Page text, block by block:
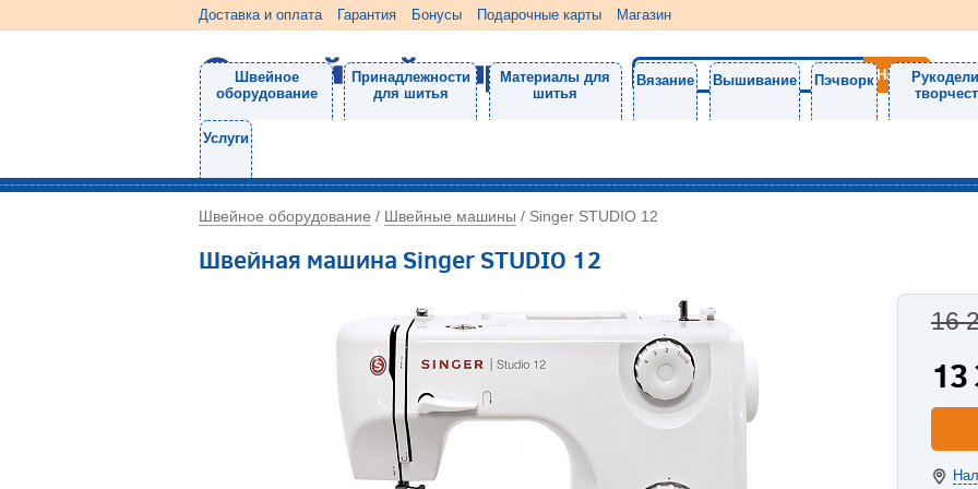
Доставка и оплата Гарантия Бонусы Подарочные карты Магазин
Швейное
оборудование
Принадлежности
для шитья
Материалы для
шитья
Вязание Вышивание Пэчворк
Услуги
Швейное оборудование / Швейные машины / Singer STUDIO 12
Швейная машина Singer STUDIO 12
16
13